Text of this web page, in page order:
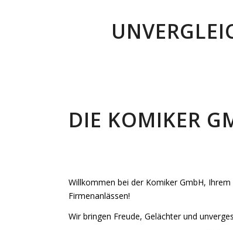
DIE KOMIKER
Willkommen bei der Komiker GmbH,
Firmenanlässen!
Wir bringen Freude, Gelächter und